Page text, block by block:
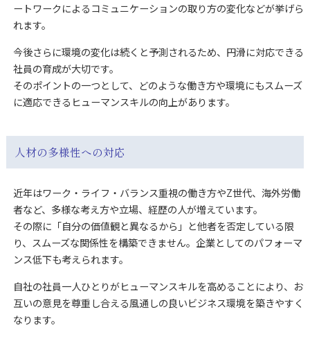
ートワークによるコミュニケーションの取り方の変化などが挙げら
れます。
今後さらに環境の変化は続くと予測されるため、円滑に対応できる
社員の育成が大切です。
そのポイントの一つとして、どのような働き方や環境にもスムーズ
に適応できるヒューマンスキルの向上があります。
人材の多様性への対応
近年はワーク・ライフ・バランス重視の働き方やZ世代、海外労働
者など、多様な考え方や立場、経歴の人が増えています。
その際に「自分の価値観と異なるから」と他者を否定している限
り、スムーズな関係性を構築できません。企業としてのパフォーマ
ンス低下も考えられます。
自社の社員一人ひとりがヒューマンスキルを高めることにより、お
互いの意見を尊重し合える風通しの良いビジネス環境を築きやすく
なります。